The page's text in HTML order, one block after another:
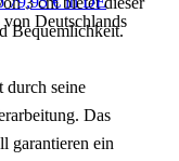
Bequemlichkeit.
durch seine
Das
garantieren ein
von Deutschlands